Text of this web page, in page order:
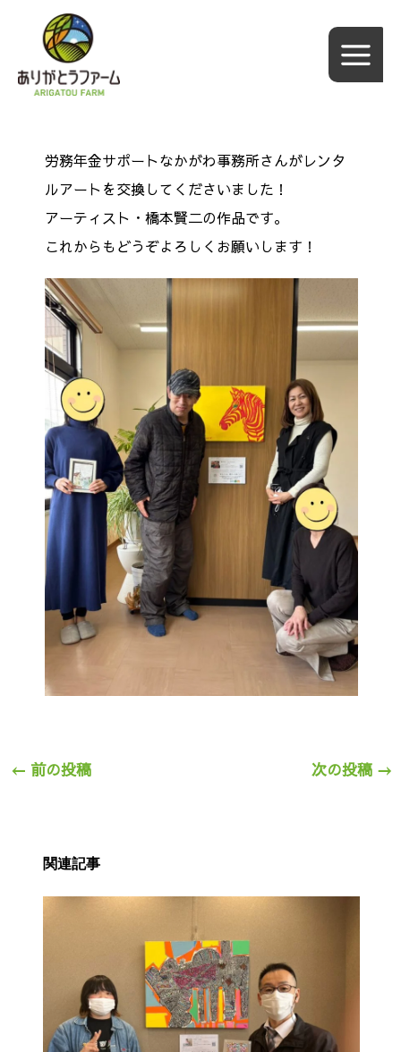
労務年金サポートなかがわ事務所さんがレンタ
ルアートを交換してくださいました！
アーティスト・橋本賢二の作品です。
これからもどうぞよろしくお願いします！
← 前の投稿 次の投稿 →
関連記事